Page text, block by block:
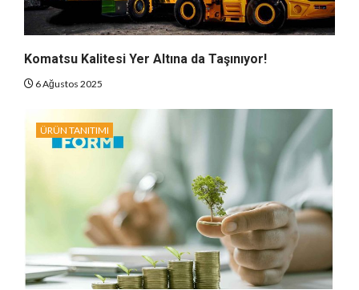
Komatsu Kalitesi Yer Altına da Taşınıyor!
6 Ağustos 2025
ÜRÜN TANITIMI